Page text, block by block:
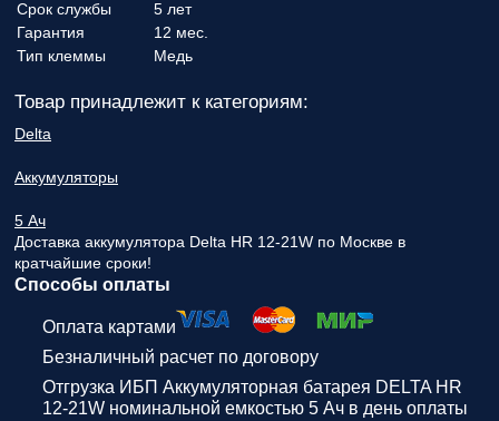
Срок службы
5 лет
Гарантия
12 мес.
Тип клеммы
Медь
Товар принадлежит к категориям:
Delta
Аккумуляторы
5 Ач
Доставка аккумулятора Delta HR 12-21W по Москве в
кратчайшие сроки!
Способы оплаты
Оплата картами
Безналичный расчет по договору
Отгрузка ИБП Аккумуляторная батарея DELTA HR
12-21W номинальной емкостью 5 Ач в день оплаты